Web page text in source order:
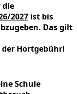
die
2027 ist bis
Das gilt
Hortgebühr!
Schule